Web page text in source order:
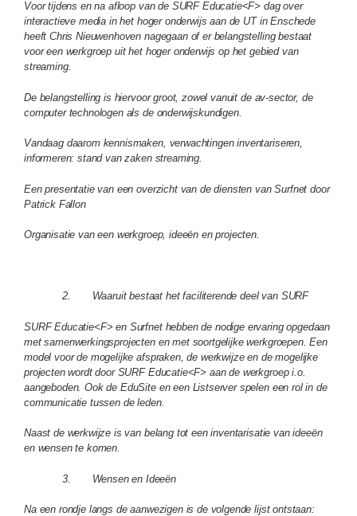
Voor tijdens en na afloop van de SURF Educatie<F> dag over
interactieve media in het hoger onderwijs aan de UT in Enschede
heeft Chris Nieuwenhoven nagegaan of er belangstelling bestaat
voor een werkgroep uit het hoger onderwijs op het gebied van
streaming.
De belangstelling is hiervoor groot, zowel vanuit de av-sector, de
computer technologen als de onderwijskundigen.
Vandaag daarom kennismaken, verwachtingen inventariseren,
informeren: stand van zaken streaming.
Een presentatie van een overzicht van de diensten van Surfnet door
Patrick Fallon
Organisatie van een werkgroep, ideeën en projecten.
2. Waaruit bestaat het faciliterende deel van SURF
SURF Educatie<F> en Surfnet hebben de nodige ervaring opgedaan
met samenwerkingsprojecten en met soortgelijke werkgroepen. Een
model voor de mogelijke afspraken, de werkwijze en de mogelijke
projecten wordt door SURF Educatie<F> aan de werkgroep i.o.
aangeboden. Ook de EduSite en een Listserver spelen een rol in de
communicatie tussen de leden.
Naast de werkwijze is van belang tot een inventarisatie van ideeën
en wensen te komen.
3. Wensen en Ideeën
Na een rondje langs de aanwezigen is de volgende lijst ontstaan: